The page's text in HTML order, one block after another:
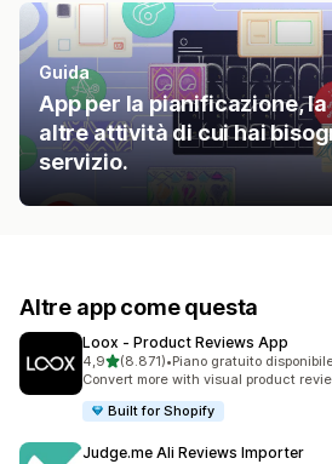
Guida
App per la pianificazione,
altre attività di cui hai
servizio.
Altre app come questa
Loox ‑ Product Reviews App
4,9stelle su 5
(8.871)
8871 recensioni totali
•Piano gratuito
Convert more with visual product
Built for Shopify
Judge.me Ali Reviews Importer